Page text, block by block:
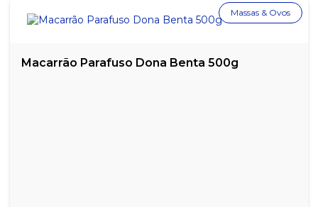
Macarrão Parafuso Dona Benta 500g
Massas & Ovos